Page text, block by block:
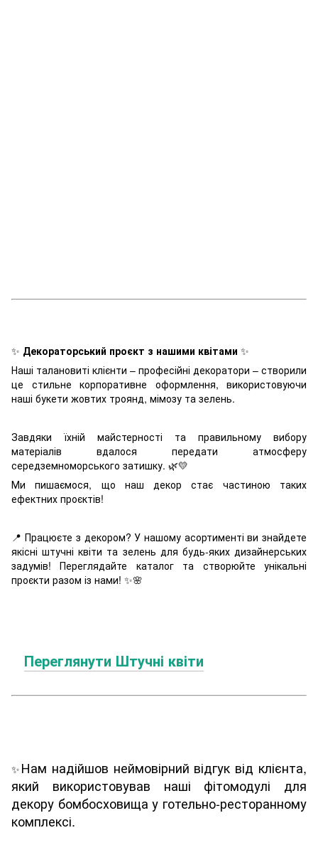
✨ Декораторський проєкт з нашими квітами ✨
Наші талановиті клієнти – професійні декоратори – створили
це стильне корпоративне оформлення, використовуючи
наші букети жовтих троянд, мімозу та зелень.
Завдяки їхній майстерності та правильному вибору
матеріалів вдалося передати атмосферу
середземноморського затишку. 🌿💛
Ми пишаємося, що наш декор стає частиною таких
ефектних проєктів!
📍 Працюєте з декором? У нашому асортименті ви знайдете
якісні штучні квіти та зелень для будь-яких дизайнерських
задумів! Переглядайте каталог та створюйте унікальні
проєкти разом із нами! ✨🌸
Переглянути Штучні квіти
✨ Нам надійшов неймовірний відгук від клієнта,
який використовував наші фітомодулі для
декору бомбосховища у готельно-ресторанному
комплексі.